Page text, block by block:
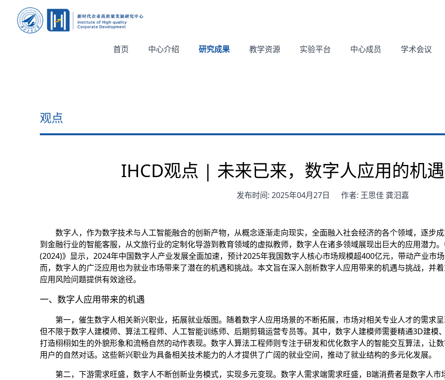
首页 中心介绍 研究成果 教学资源 实验平台 中心成员 学术会议
观点
IHCD观点 | 未来已来，数字人应用的机
发布时间: 2025年04月27日 作者: 王思佳 龚汨嘉
数字人，作为数字技术与人工智能融合的创新产物，从概念逐渐走向现实，全面融入社会经济的各个领域，逐步
到金融行业的智能客服，从文旅行业的定制化导游到教育领域的虚拟教师，数字人在诸多领域展现出巨大的应用潜力
(2024)》显示，2024年中国数字人产业发展全面加速，预计2025年我国数字人核心市场规模超400亿元，带动产业市
而，数字人的广泛应用也为就业市场带来了潜在的机遇和挑战。本文旨在深入剖析数字人应用带来的机遇与挑战，并
应用风险问题提供有效途径。
一、数字人应用带来的机遇
第一，催生数字人相关新兴职业，拓展就业版图。 随着数字人应用场景的不断拓展，市场对相关专业人才的需求
但不限于数字人建模师、算法工程师、人工智能训练师、后期剪辑运营专员等。其中，数字人建模师需要精通3D建模
打造栩栩如生的外貌形象和流畅自然的动作表现。数字人算法工程师则专注于研发和优化数字人的智能交互算法，让
用户的自然对话。这些新兴职业为具备相关技术能力的人才提供了广阔的就业空间，推动了就业结构的多元化发展。
第二，下游需求旺盛，数字人不断创新业务模式，实现多元变现。 数字人需求端需求旺盛，B端消费者是数字人